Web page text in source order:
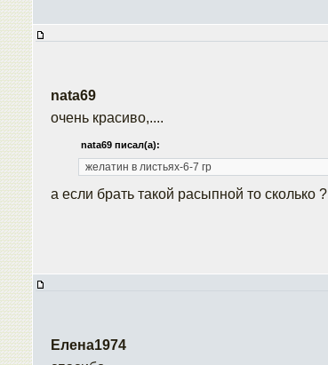
nata69
очень красиво,....
nata69 писал(а):
желатин в листьях-6-7 гр
а если брать такой расыпной то сколько ?
Елена1974